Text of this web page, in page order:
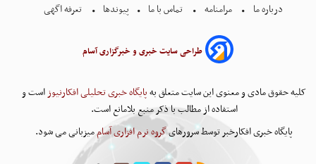
درباره ما مرامنامه تماس با ما پیوندها تعرفه اگهی
طراحی سایت خبری و خبرگزاری آسام
کلیه حقوق مادی و معنوی این سایت متعلق بهپایگاه خبری تحلیلی افکارنیوزاست و
استفاده از مطالب با ذکر منبع بلامانع است.
پایگاه خبری افکارخبر توسط سرورهایگروه نرم افزاری آساممیزبانی می شود.